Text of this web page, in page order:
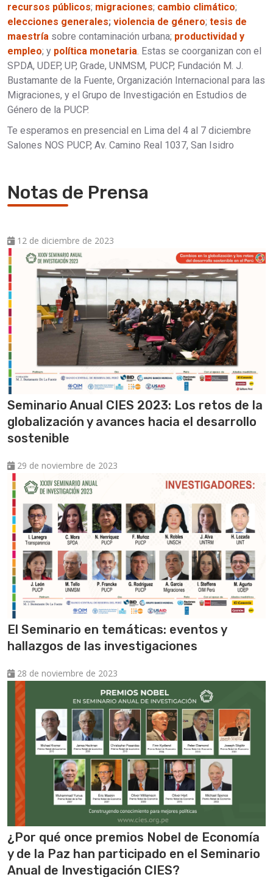
recursos públicos; migraciones; cambio climático;
elecciones generales; violencia de género; tesis de
maestría sobre contaminación urbana; productividad y
empleo; y política monetaria. Estas se coorganizan con el
SPDA, UDEP, UP, Grade, UNMSM, PUCP, Fundación M. J.
Bustamante de la Fuente, Organización Internacional para las
Migraciones, y el Grupo de Investigación en Estudios de
Género de la PUCP.
Te esperamos en presencial en Lima del 4 al 7 diciembre
Salones NOS PUCP, Av. Camino Real 1037, San Isidro
Notas de Prensa
12 de diciembre de 2023
Seminario Anual CIES 2023: Los retos de la
globalización y avances hacia el desarrollo
sostenible
29 de noviembre de 2023
El Seminario en temáticas: eventos y
hallazgos de las investigaciones
28 de noviembre de 2023
¿Por qué once premios Nobel de Economía
y de la Paz han participado en el Seminario
Anual de Investigación CIES?